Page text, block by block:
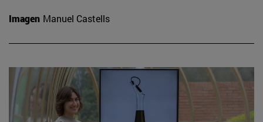
Imagen Manuel Castells